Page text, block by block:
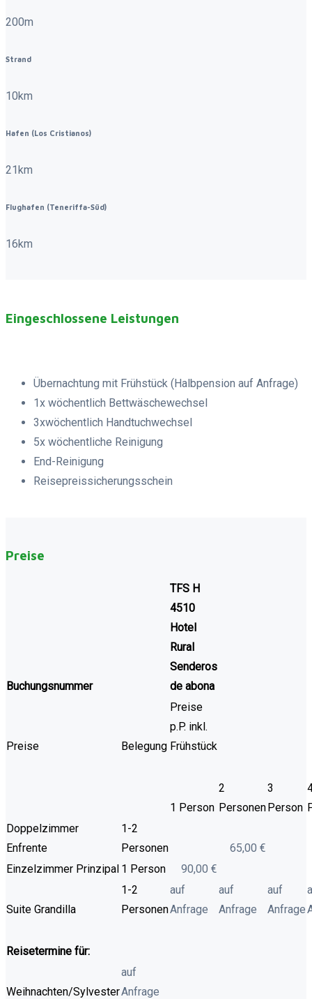
200m
Strand
10km
Hafen (Los Cristianos)
21km
Flughafen (Teneriffa-Süd)
16km
Eingeschlossene Leistungen
Übernachtung mit Frühstück (Halbpension auf Anfrage)
1x wöchentlich Bettwäschewechsel
3xwöchentlich Handtuchwechsel
5x wöchentliche Reinigung
End-Reinigung
Reisepreissicherungsschein
Preise
Buchungsnummer
TFS H
4510
Hotel
Rural
Senderos
de abona
Preise Belegung
Preise
p.P. inkl.
Frühstück
1 Person
2
Personen
3
Person
Doppelzimmer
Enfrente
1-2
Personen
65,00 €
Einzelzimmer Prinzipal 1 Person 90,00 €
Suite Grandilla
1-2
Personen
auf
Anfrage
auf
Anfrage
auf
Anfrage
Reisetermine für:
Weihnachten/Sylvester
auf
Anfrage